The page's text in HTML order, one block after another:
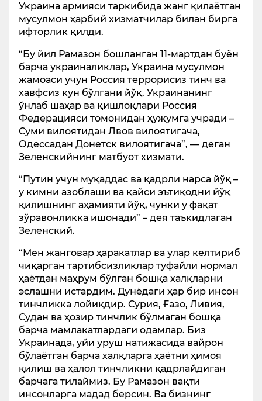
Украина армияси таркибида жанг қилаётган
мусулмон ҳарбий хизматчилар билан бирга
ифторлик қилди.
“Бу йил Рамазон бошланган 11-мартдан буён
барча украиналиклар, Украина мусулмон
жамоаси учун Россия террорисиз тинч ва
хавфсиз кун бўлгани йўқ. Украинанинг
ўнлаб шаҳар ва қишлоқлари Россия
Федерацияси томонидан ҳужумга учради –
Суми вилоятидан Лвов вилоятигача,
Одессадан Донетск вилоятигача”, — деган
Зеленскийнинг матбуот хизмати.
“Путин учун муқаддас ва қадрли нарса йўқ –
у кимни азоблаши ва қайси эътиқодни йўқ
қилишнинг аҳамияти йўқ, чунки у фақат
зўравонликка ишонади” – дея таъкидлаган
Зеленский.
“Мен жанговар ҳаракатлар ва улар келтириб
чиқарган тартибсизликлар туфайли нормал
ҳаётдан маҳрум бўлган бошқа халқларни
эслашни истардим. Дунёдаги ҳар бир инсон
тинчликка лойиқдир. Сурия, Ғазо, Ливия,
Судан ва ҳозир тинчлик бўлмаган бошқа
барча мамлакатлардаги одамлар. Биз
Украинада, уйи уруш натижасида вайрон
бўлаётган барча халқларга ҳаётни ҳимоя
қилиш ва ҳалол тинчликни қадрлайдиган
барчага тилаймиз. Бу Рамазон вақти
инсонларга мадад берсин. Ва бизнинг